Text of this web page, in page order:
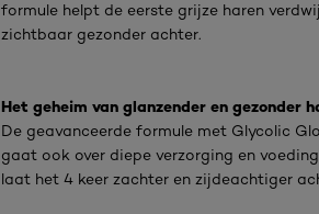
formule helpt de eerste grijze haren
zichtbaar gezonder achter.
Het geheim van glanzender en gezonder
De geavanceerde formule met Glycolic
gaat ook over diepe verzorging en
laat het 4 keer zachter en zijdeachtiger